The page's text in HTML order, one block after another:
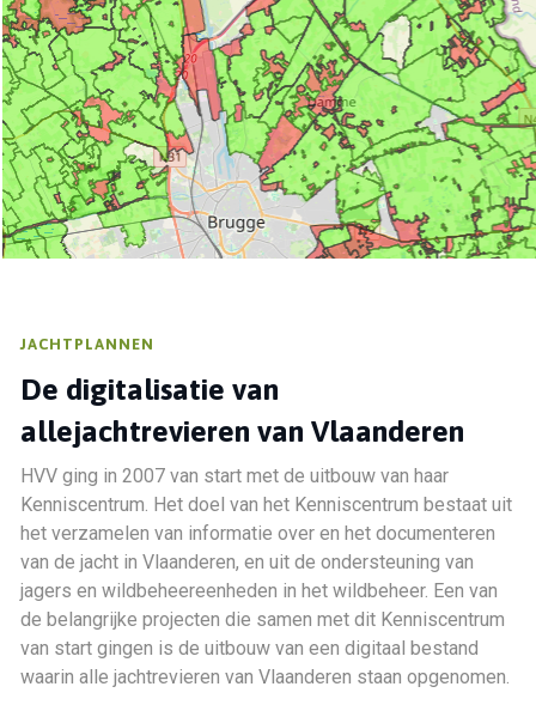
JACHTPLANNEN
De digitalisatie van
allejachtrevieren van Vlaanderen
HVV ging in 2007 van start met de uitbouw van haar
Kenniscentrum. Het doel van het Kenniscentrum bestaat uit
het verzamelen van informatie over en het documenteren
van de jacht in Vlaanderen, en uit de ondersteuning van
jagers en wildbeheereenheden in het wildbeheer. Een van
de belangrijke projecten die samen met dit Kenniscentrum
van start gingen is de uitbouw van een digitaal bestand
waarin alle jachtrevieren van Vlaanderen staan opgenomen.